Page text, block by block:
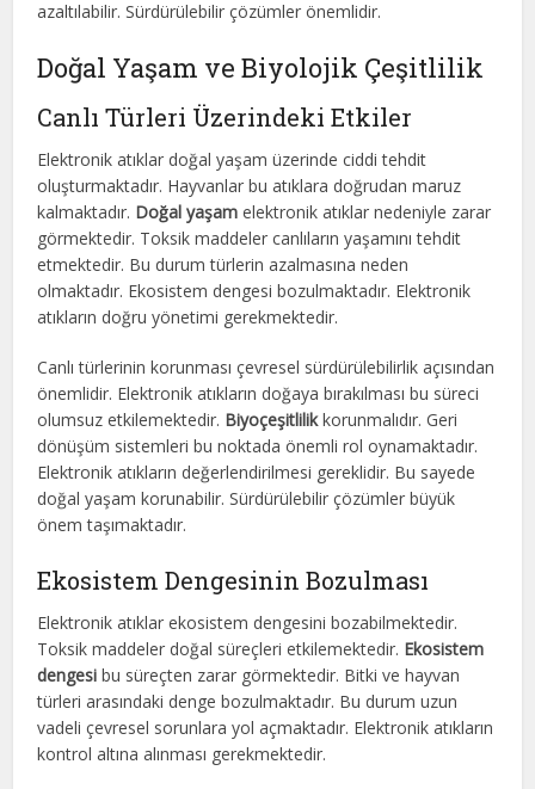
azaltılabilir. Sürdürülebilir çözümler önemlidir.
Doğal Yaşam ve Biyolojik Çeşitlilik
Canlı Türleri Üzerindeki Etkiler
Elektronik atıklar doğal yaşam üzerinde ciddi tehdit
oluşturmaktadır. Hayvanlar bu atıklara doğrudan maruz
kalmaktadır. Doğal yaşam elektronik atıklar nedeniyle zarar
görmektedir. Toksik maddeler canlıların yaşamını tehdit
etmektedir. Bu durum türlerin azalmasına neden
olmaktadır. Ekosistem dengesi bozulmaktadır. Elektronik
atıkların doğru yönetimi gerekmektedir.
Canlı türlerinin korunması çevresel sürdürülebilirlik açısından
önemlidir. Elektronik atıkların doğaya bırakılması bu süreci
olumsuz etkilemektedir. Biyoçeşitlilikkorunmalıdır. Geri
dönüşüm sistemleri bu noktada önemli rol oynamaktadır.
Elektronik atıkların değerlendirilmesi gereklidir. Bu sayede
doğal yaşam korunabilir. Sürdürülebilir çözümler büyük
önem taşımaktadır.
Ekosistem Dengesinin Bozulması
Elektronik atıklar ekosistem dengesini bozabilmektedir.
Toksik maddeler doğal süreçleri etkilemektedir. Ekosistem
dengesi bu süreçten zarar görmektedir. Bitki ve hayvan
türleri arasındaki denge bozulmaktadır. Bu durum uzun
vadeli çevresel sorunlara yol açmaktadır. Elektronik atıkların
kontrol altına alınması gerekmektedir.